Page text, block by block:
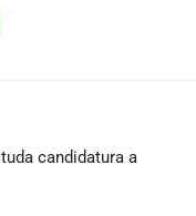
candidatura a